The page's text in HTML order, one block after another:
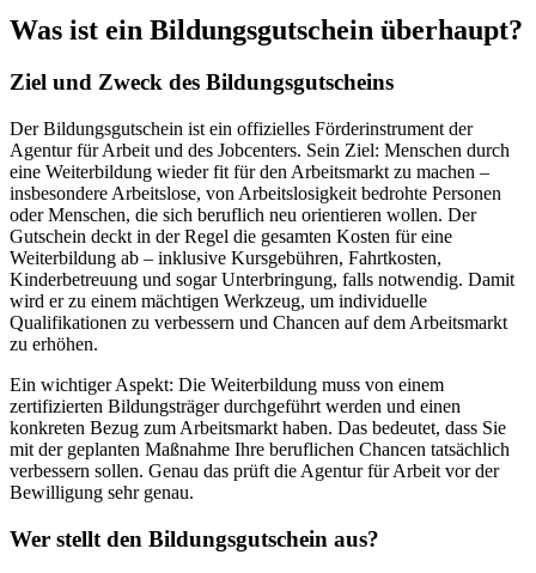
Was ist ein Bildungsgutschein überhaupt?
Ziel und Zweck des Bildungsgutscheins
Der Bildungsgutschein ist ein offizielles Förderinstrument der
Agentur für Arbeit und des Jobcenters. Sein Ziel: Menschen durch
eine Weiterbildung wieder fit für den Arbeitsmarkt zu machen –
insbesondere Arbeitslose, von Arbeitslosigkeit bedrohte Personen
oder Menschen, die sich beruflich neu orientieren wollen. Der
Gutschein deckt in der Regel die gesamten Kosten für eine
Weiterbildung ab – inklusive Kursgebühren, Fahrtkosten,
Kinderbetreuung und sogar Unterbringung, falls notwendig. Damit
wird er zu einem mächtigen Werkzeug, um individuelle
Qualifikationen zu verbessern und Chancen auf dem Arbeitsmarkt
zu erhöhen.
Ein wichtiger Aspekt: Die Weiterbildung muss von einem
zertifizierten Bildungsträger durchgeführt werden und einen
konkreten Bezug zum Arbeitsmarkt haben. Das bedeutet, dass Sie
mit der geplanten Maßnahme Ihre beruflichen Chancen tatsächlich
verbessern sollen. Genau das prüft die Agentur für Arbeit vor der
Bewilligung sehr genau.
Wer stellt den Bildungsgutschein aus?